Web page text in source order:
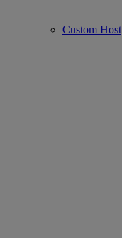
Custom Host